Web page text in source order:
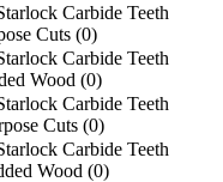
Carbide Teeth
Cuts (0)
Carbide Teeth
Wood (0)
Carbide Teeth
Cuts (0)
Carbide Teeth
Wood (0)